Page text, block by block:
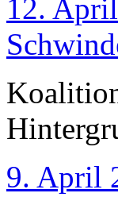
12.
9. April